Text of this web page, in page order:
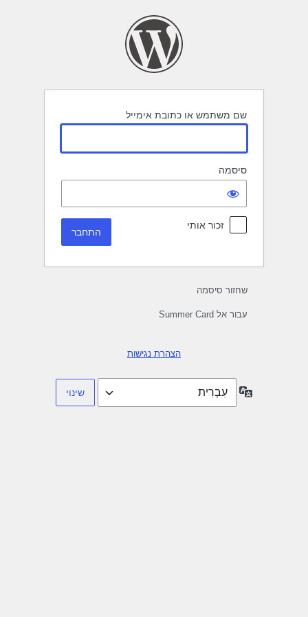
שם משתמש או כתובת אימייל
סיסמה
זכור אותי
שחזור סיסמה
עבור אל Summer Card
הצהרת נגישות
שפה